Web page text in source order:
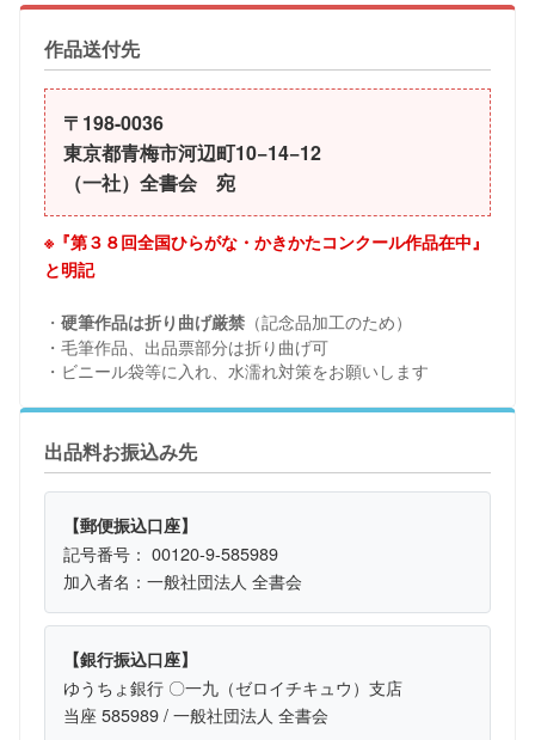
作品送付先
〒198-0036
東京都青梅市河辺町10−14−12
（一社）全書会 宛
※『第３８回全国ひらがな・かきかたコンクール作品在中』
と明記
・ 硬筆作品は折り曲げ厳禁 （記念品加工のため）
・毛筆作品、出品票部分は折り曲げ可
・ビニール袋等に入れ、水濡れ対策をお願いします
出品料お振込み先
【郵便振込口座】
記号番号： 00120-9-585989
加入者名：一般社団法人 全書会
【銀行振込口座】
ゆうちょ銀行 〇一九（ゼロイチキュウ）支店
当座 585989 / 一般社団法人 全書会